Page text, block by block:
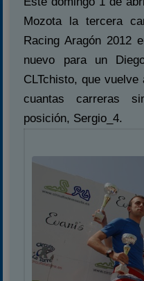
Mozota la tercera
Racing Aragón 2012
nuevo para un
CLTchisto, que
cuantas carreras
posición, Sergio_4.